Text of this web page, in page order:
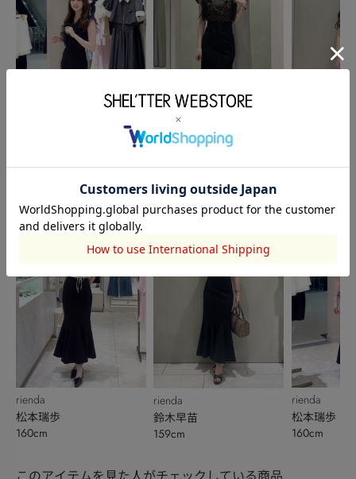
rienda
rienda
松本瑞歩
160cm
rienda
Ayuri
157cm
rienda
鈴木早苗
159cm
rienda
rienda
松本瑞歩
160cm